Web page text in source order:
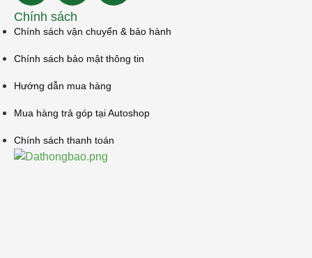
Chính sách
Chính sách vận chuyển & bảo hành
Chính sách bảo mật thông tin
Hướng dẫn mua hàng
Mua hàng trả góp tại Autoshop
Chính sách thanh toán